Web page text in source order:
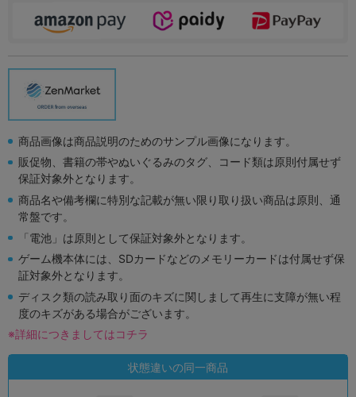
商品画像は商品説明のためのサンプル画像になります。
販促物、書籍の帯やぬいぐるみのタグ、コード類は原則付属せず
保証対象外となります。
商品名や備考欄に特別な記載が無い限り取り扱い商品は原則、通
常盤です。
「電池」は原則として保証対象外となります。
ゲーム機本体には、SDカードなどのメモリーカードは付属せず保
証対象外となります。
ディスク類の読み取り面のキズに関しまして再生に支障が無い程
度のキズがある場合がございます。
※詳細につきましてはコチラ
状態違いの同一商品